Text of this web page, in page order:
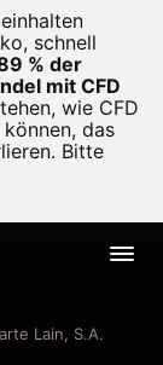
schnell
% der
mit CFD
wie CFD
das
Bitte
Lain, S.A.